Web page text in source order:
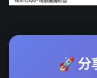
🚀 分